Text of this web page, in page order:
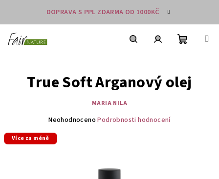
obsah
DOPRAVA S PPL ZDARMA OD 1000KČ
Nákupní
True Soft Arganový olej
MARIA NILA
Průměrné
produktu
Neohodnoceno Podrobnosti hodnocení
Více za méně